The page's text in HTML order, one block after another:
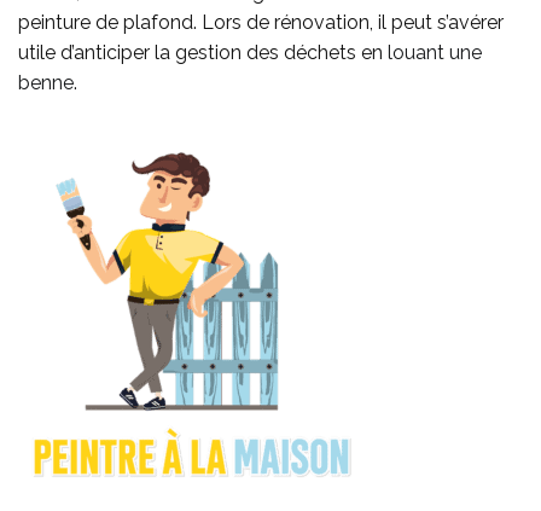
peinture de plafond. Lors de rénovation, il peut s’avérer
utile d’anticiper la gestion des déchets en louant une
benne.